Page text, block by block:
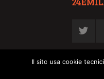
Il sito usa cookie